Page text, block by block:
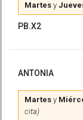
Martes y
PB.X2
ANTONIA
Martes y
cita)